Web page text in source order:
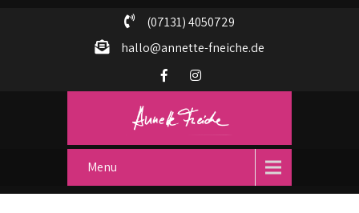
(07131) 4050729
hallo@annette-fneiche.de
Menu